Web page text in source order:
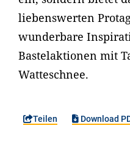
liebenswerten
wunderbare
Bastelaktionen mit
Watteschnee.
Teilen Download